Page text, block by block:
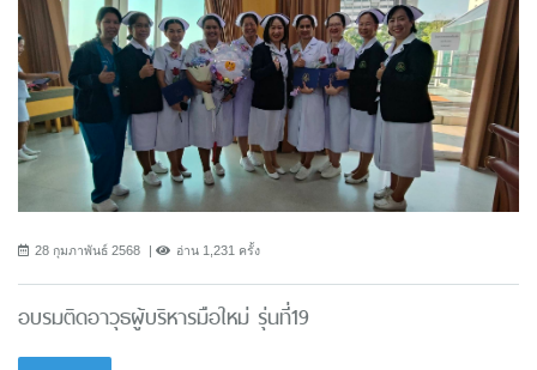
28 กุมภาพันธ์ 2568 อ่าน 1,231 ครั้ง
อบรมติดอาวุธผู้บริหารมือใหม่ รุ่นที่19